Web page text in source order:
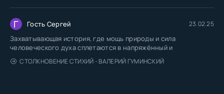
Г Гость Сергей 23.02.25
Захватывающая история, где мощь природы и сила
человеческого духа сплетаются в напряжённый и
СТОЛКНОВЕНИЕ СТИХИЙ - ВАЛЕРИЙ ГУМИНСКИЙ